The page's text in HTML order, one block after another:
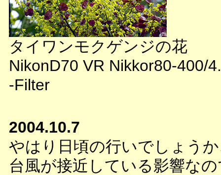
タイワンモクゲンジの花
NikonD70 VR Nikkor80-400/
-Filter
2004.10.7
やはり日頃の行いでしょう
台風が接近している影響な